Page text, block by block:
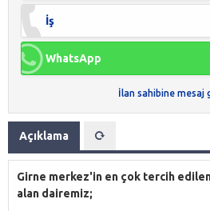
İş
WhatsApp
İlan sahibine mesaj
Açıklama
Girne merkez'in en çok tercih
alan dairemiz;